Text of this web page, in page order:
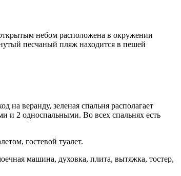
небом расположена в окружении
песчаный пляж находится в пешей
на веранду, зеленая спальня располагает
и 2 односпальными. Во всех спальнях есть
гостевой туалет.
машина, духовка, плита, вытяжка, тостер,